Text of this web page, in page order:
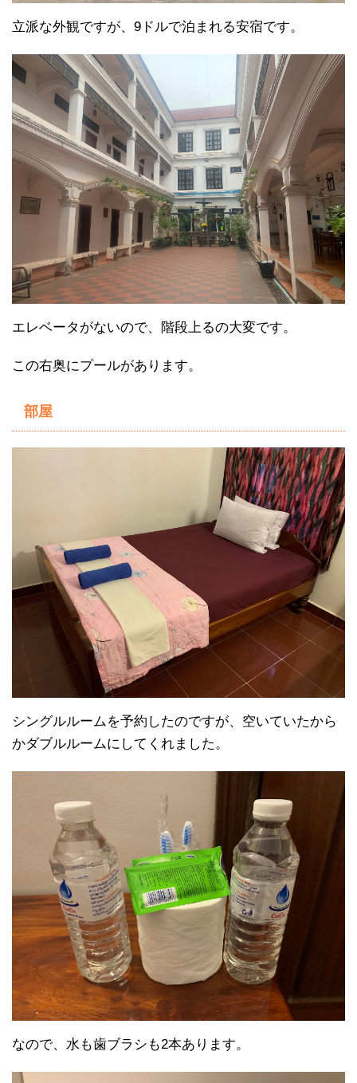
立派な外観ですが、9ドルで泊まれる安宿です。
エレベータがないので、階段上るの大変です。
この右奥にプールがあります。
部屋
シングルルームを予約したのですが、空いていたから
かダブルルームにしてくれました。
なので、水も歯ブラシも2本あります。